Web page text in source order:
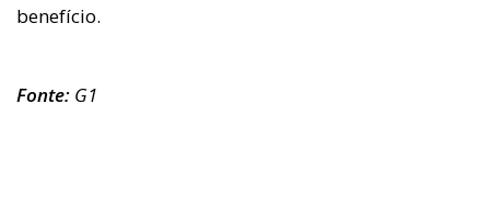
benefício.
Fonte: G1